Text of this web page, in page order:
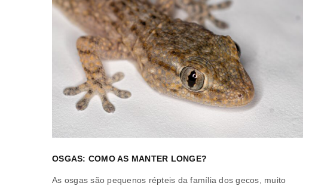
OSGAS: COMO AS MANTER LONGE?
As osgas são pequenos répteis da família dos gecos, muito